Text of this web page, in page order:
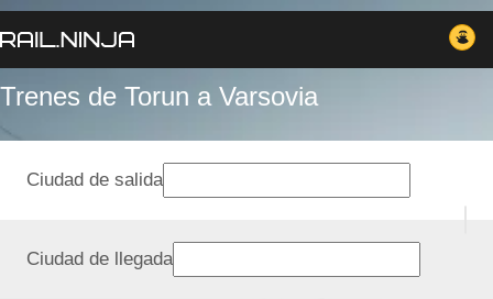
Trenes de Torun a Varsovia
Ciudad de salida
Ciudad de llegada